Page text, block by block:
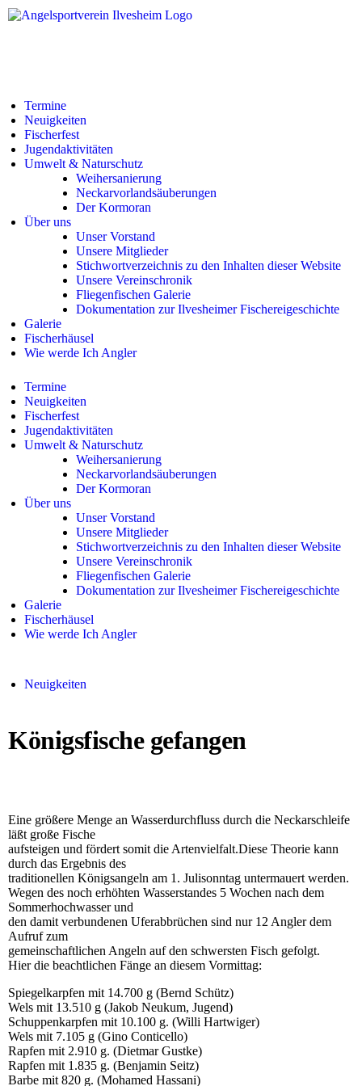
Termine
Neuigkeiten
Fischerfest
Jugendaktivitäten
Umwelt & Naturschutz
Weihersanierung
Neckarvorlandsäuberungen
Der Kormoran
Über uns
Unser Vorstand
Unsere Mitglieder
Stichwortverzeichnis zu den Inhalten dieser Website
Unsere Vereinschronik
Fliegenfischen Galerie
Dokumentation zur Ilvesheimer Fischereigeschichte
Galerie
Fischerhäusel
Wie werde Ich Angler
Termine
Neuigkeiten
Fischerfest
Jugendaktivitäten
Umwelt & Naturschutz
Weihersanierung
Neckarvorlandsäuberungen
Der Kormoran
Über uns
Unser Vorstand
Unsere Mitglieder
Stichwortverzeichnis zu den Inhalten dieser Website
Unsere Vereinschronik
Fliegenfischen Galerie
Dokumentation zur Ilvesheimer Fischereigeschichte
Galerie
Fischerhäusel
Wie werde Ich Angler
Neuigkeiten
Königsfische gefangen
Eine größere Menge an Wasserdurchfluss durch die Neckarschleife
läßt große Fische
aufsteigen und fördert somit die Artenvielfalt.Diese Theorie kann
durch das Ergebnis des
traditionellen Königsangeln am 1. Julisonntag untermauert werden.
Wegen des noch erhöhten Wasserstandes 5 Wochen nach dem
Sommerhochwasser und
den damit verbundenen Uferabbrüchen sind nur 12 Angler dem
Aufruf zum
gemeinschaftlichen Angeln auf den schwersten Fisch gefolgt.
Hier die beachtlichen Fänge an diesem Vormittag:
Spiegelkarpfen mit 14.700 g (Bernd Schütz)
Wels mit 13.510 g (Jakob Neukum, Jugend)
Schuppenkarpfen mit 10.100 g. (Willi Hartwiger)
Wels mit 7.105 g (Gino Conticello)
Rapfen mit 2.910 g. (Dietmar Gustke)
Rapfen mit 1.835 g. (Benjamin Seitz)
Barbe mit 820 g. (Mohamed Hassani)